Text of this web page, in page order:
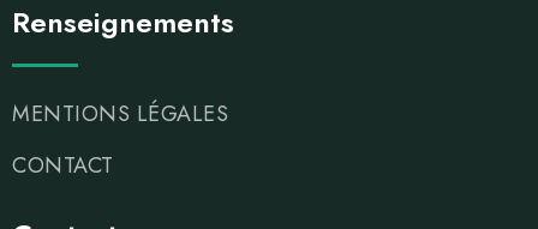
Renseignements
MENTIONS LÉGALES
CONTACT